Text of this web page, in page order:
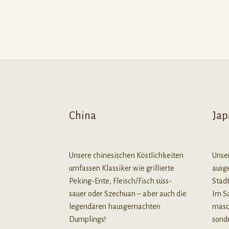
China
Unsere chinesischen Köstlichkeiten
umfassen Klassiker wie grillierte
Peking-Ente, Fleisch/Fisch süss-
sauer oder Szechuan – aber auch die
legendären hausgemachten
Dumplings!
Im